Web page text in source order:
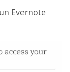
Evernote